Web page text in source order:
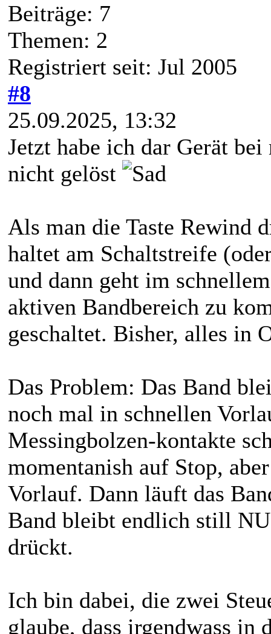
Beiträge: 7
Themen: 2
Registriert seit: Jul 2005
#8
25.09.2025, 13:32
Jetzt habe ich dar Gerät
nicht gelöst
Als man die Taste Rewind
haltet am Schaltstreife
und dann geht im
aktiven Bandbereich zu
geschaltet. Bisher, alles in
Das Problem: Das Band
noch mal in schnellen
Messingbolzen-kontakte
momentanish auf Stop,
Vorlauf. Dann läuft das
Band bleibt endlich still
drückt.
Ich bin dabei, die zwei
glaube, dass irgendwass